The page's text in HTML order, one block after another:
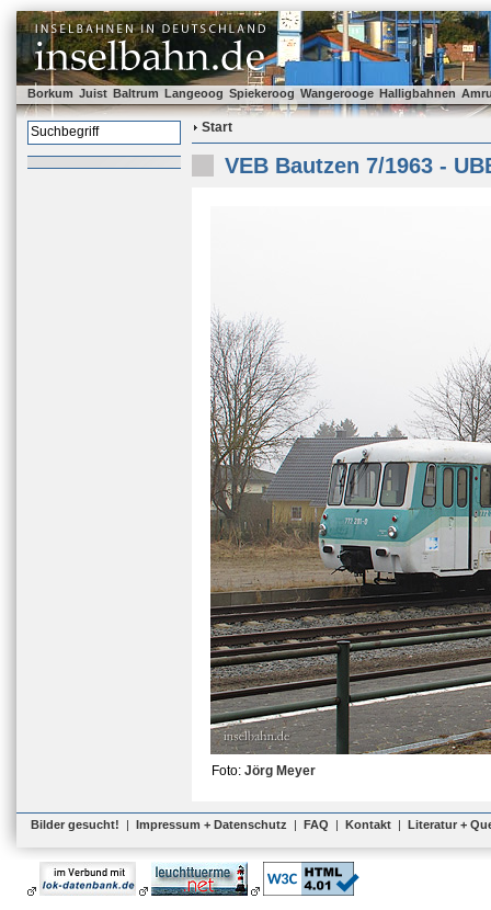
Borkum Juist Baltrum Langeoog Spiekeroog Wangerooge Halligbahnen
Start
VEB Bautzen 7/1963 -
Foto: Jörg Meyer
Bilder gesucht! | Impressum + Datenschutz | FAQ | Kontakt | Literatur +